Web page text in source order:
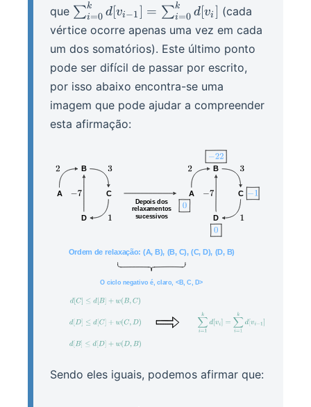
que \sum_{i =
0}^k{d[v_{i-
1}]} =
\sum_{i =
0}^k{d[v_i]}
∑i=0
k d[vi−1] = ∑i=0
k d[vi ] (cada
vértice ocorre apenas uma vez em cada
um dos somatórios). Este último ponto
pode ser difícil de passar por escrito,
por isso abaixo encontra-se uma
imagem que pode ajudar a compreender
esta afirmação:
Sendo eles iguais, podemos afirmar que: